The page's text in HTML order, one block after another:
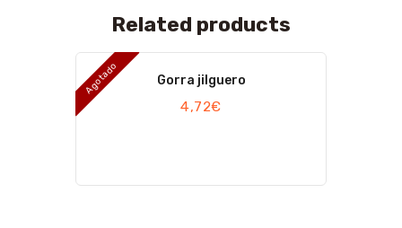
Related products
Agotado Gorra jilguero
4,72€